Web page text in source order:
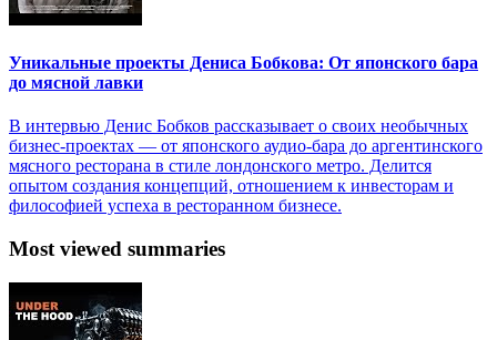
Уникальные проекты Дениса Бобкова: От японского бара
до мясной лавки
В интервью Денис Бобков рассказывает о своих необычных
бизнес-проектах — от японского аудио-бара до аргентинского
мясного ресторана в стиле лондонского метро. Делится
опытом создания концепций, отношением к инвесторам и
философией успеха в ресторанном бизнесе.
Most viewed summaries